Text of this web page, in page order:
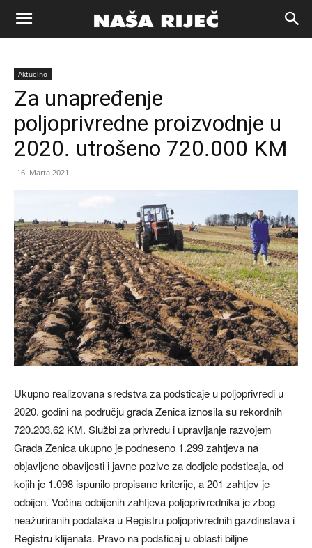
Naša
riječ
Zenica
Aktuelno
Za unapređenje
poljoprivredne proizvodnje u
2020. utrošeno 720.000 KM
16. Marta 2021.
Ukupno realizovana sredstva za podsticaje u poljoprivredi u
2020. godini na području grada Zenica iznosila su rekordnih
720.203,62 KM. Službi za privredu i upravljanje razvojem
Grada Zenica ukupno je podneseno 1.299 zahtjeva na
objavljene obavijesti i javne pozive za dodjele podsticaja, od
kojih je 1.098 ispunilo propisane kriterije, a 201 zahtjev je
odbijen. Većina odbijenih zahtjeva poljoprivrednika je zbog
neažuriranih podataka u Registru poljoprivrednih gazdinstava i
Registru klijenata. Pravo na podsticaj u oblasti biljne